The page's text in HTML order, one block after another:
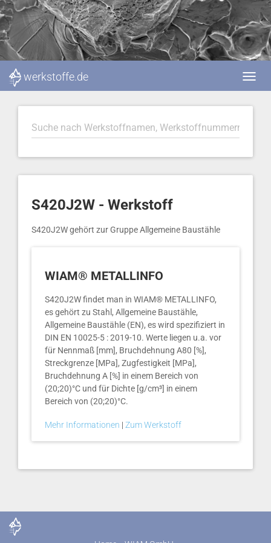
werkstoffe.de
S420J2W - Werkstoff
S420J2W gehört zur Gruppe Allgemeine Baustähle
WIAM® METALLINFO
S420J2W findet man in WIAM® METALLINFO,
es gehört zu Stahl, Allgemeine Baustähle,
Allgemeine Baustähle (EN), es wird spezifiziert in
DIN EN 10025-5 : 2019-10. Werte liegen u.a. vor
für Nennmaß [mm], Bruchdehnung A80 [%],
Streckgrenze [MPa], Zugfestigkeit [MPa],
Bruchdehnung A [%] in einem Bereich von
(20;20)°C und für Dichte [g/cm³] in einem
Bereich von (20;20)°C.
Mehr Informationen | Zum Werkstoff